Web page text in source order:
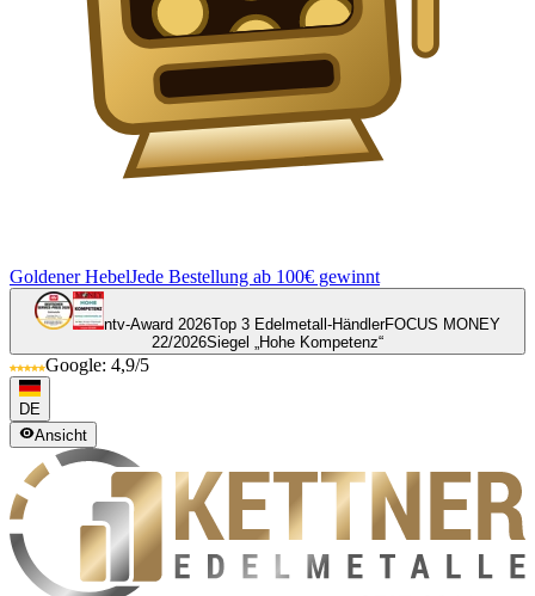
Goldener HebelJede Bestellung ab 100€ gewinnt
ntv-Award 2026Top 3 Edelmetall-HändlerFOCUS MONEY
22/2026Siegel „Hohe Kompetenz“
Google: 4,9/5
DE
Ansicht